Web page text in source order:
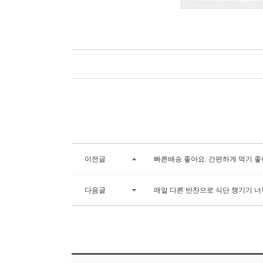
이전글 빠른배송 좋아요. 간편하게 먹기 좋
다음글 매일 다른 반찬으로 식단 챙기기 너